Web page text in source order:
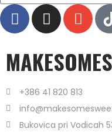
+386 41 820 813
Bukovica pri Vodicah